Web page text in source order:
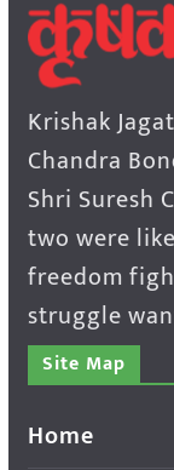
Krishak
Chandra
Shri Suresh
two were
freedom
struggle
Site Map
Home